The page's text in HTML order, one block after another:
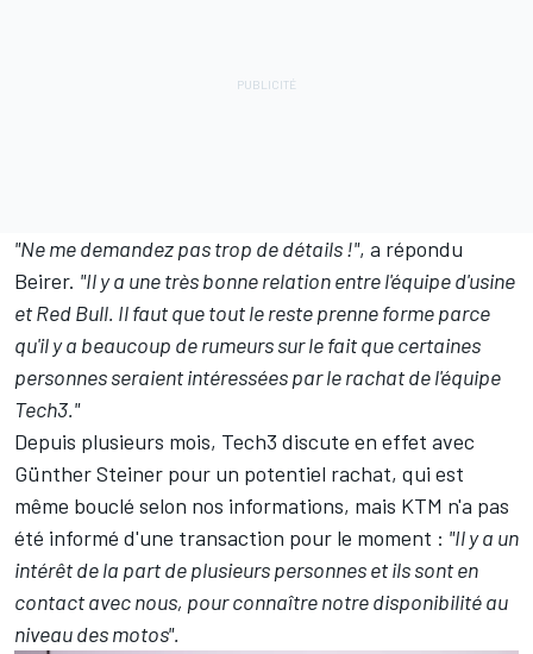
"Ne me demandez pas trop de détails !", a répondu
Beirer. "Il y a une très bonne relation entre l'équipe d'usine
et Red Bull. Il faut que tout le reste prenne forme parce
qu'il y a beaucoup de rumeurs sur le fait que certaines
personnes seraient intéressées par le rachat de l'équipe
Tech3."
Depuis plusieurs mois, Tech3 discute en effet avec
Günther Steiner pour un potentiel rachat, qui est
même bouclé selon nos informations, mais KTM n'a pas
été informé d'une transaction pour le moment : "Il y a un
intérêt de la part de plusieurs personnes et ils sont en
contact avec nous, pour connaître notre disponibilité au
niveau des motos".